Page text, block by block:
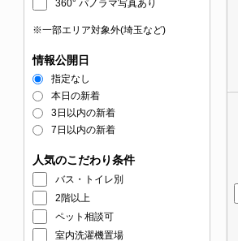
360° パノラマ写真あり
※一部エリア対象外(埼玉など)
情報公開日
指定なし
本日の新着
3日以内の新着
7日以内の新着
人気のこだわり条件
バス・トイレ別
2階以上
ペット相談可
室内洗濯機置場